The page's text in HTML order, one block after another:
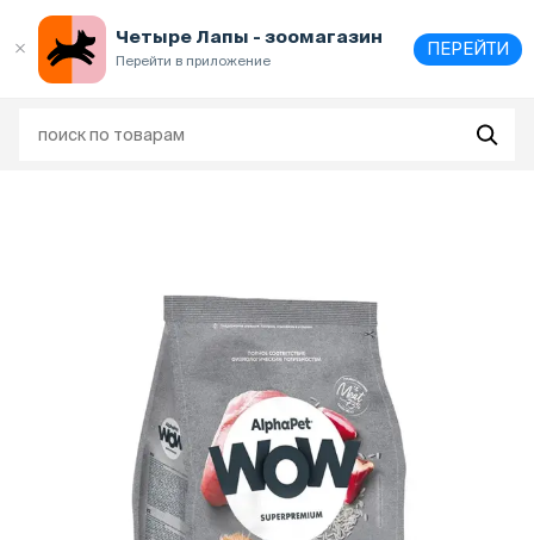
Четыре Лапы - зоомагазин
Перейти в приложение
ПЕРЕЙТИ